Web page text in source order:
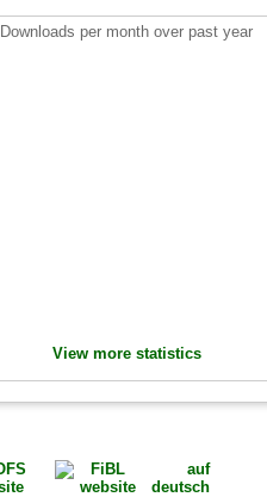
Downloads per month over past year
View more statistics
auf
deutsch